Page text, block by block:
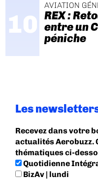
AVIATION
REX :
entre un
péniche
Les
Recevez dans votre
actualités Aerobuzz.
thématiques ci-
Quotidienne
BizAv | lundi